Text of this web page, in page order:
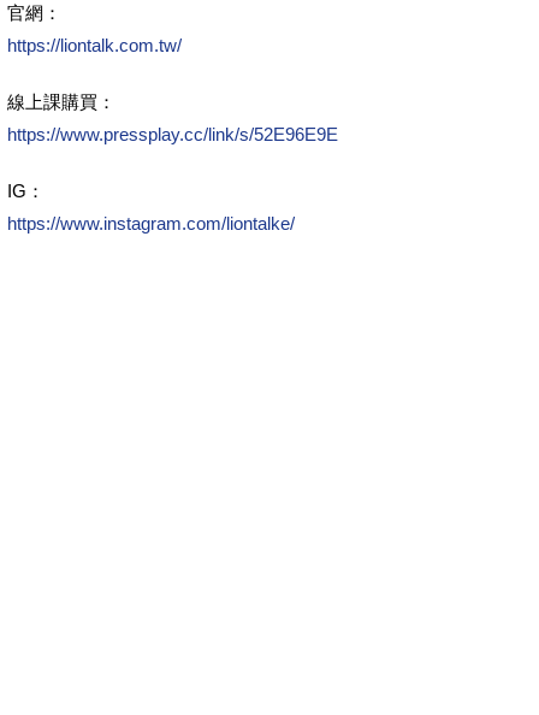
官網：
https://liontalk.com.tw/
線上課購買：
https://www.pressplay.cc/link/s/52E96E9E
IG：
https://www.instagram.com/liontalke/